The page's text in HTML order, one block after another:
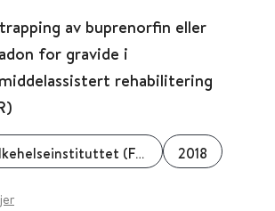
av buprenorfin eller
for gravide i
rehabilitering
Folkehelseinstituttet (FHI) 2018